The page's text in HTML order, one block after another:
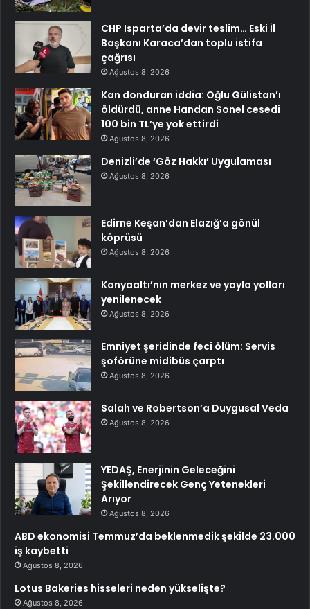
CHP Isparta’da devir teslim… Eski İl
Başkanı Karaca’dan toplu istifa
çağrısı
Ağustos 8, 2026
Kan donduran iddia: Oğlu Gülistan’ı
öldürdü, anne Handan Sonel cesedi
100 bin TL’ye yok ettirdi
Ağustos 8, 2026
Denizli’de ‘Göz Hakkı’ Uygulaması
Ağustos 8, 2026
Edirne Keşan’dan Elazığ’a gönül
köprüsü
Ağustos 8, 2026
Konyaaltı’nın merkez ve yayla yolları
yenilenecek
Ağustos 8, 2026
Emniyet şeridinde feci ölüm: Servis
şoförüne midibüs çarptı
Ağustos 8, 2026
Salah ve Robertson’a Duygusal Veda
Ağustos 8, 2026
YEDAŞ, Enerjinin Geleceğini
Şekillendirecek Genç Yetenekleri
Arıyor
Ağustos 8, 2026
ABD ekonomisi Temmuz’da beklenmedik şekilde 23.000
iş kaybetti
Ağustos 8, 2026
Lotus Bakeries hisseleri neden yükselişte?
Ağustos 8, 2026